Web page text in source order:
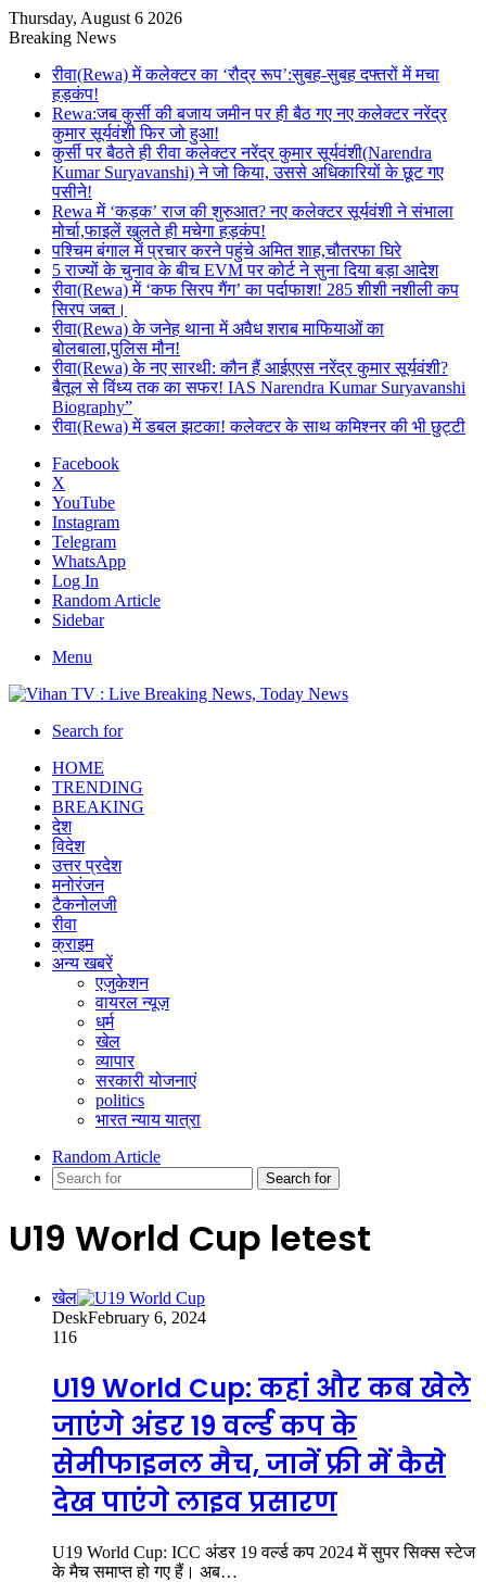
Thursday, August 6 2026
Breaking News
रीवा(Rewa) में कलेक्टर का ‘रौद्र रूप’:सुबह-सुबह दफ्तरों में मचा
हड़कंप!
Rewa:जब कुर्सी की बजाय जमीन पर ही बैठ गए नए कलेक्टर नरेंद्र
कुमार सूर्यवंशी फिर जो हुआ!
कुर्सी पर बैठते ही रीवा कलेक्टर नरेंद्र कुमार सूर्यवंशी(Narendra
Kumar Suryavanshi) ने जो किया, उससे अधिकारियों के छूट गए
पसीने!
Rewa में ‘कड़क’ राज की शुरुआत? नए कलेक्टर सूर्यवंशी ने संभाला
मोर्चा,फाइलें खुलते ही मचेगा हड़कंप!
पश्चिम बंगाल में प्रचार करने पहुंचे अमित शाह,चौतरफा घिरे
5 राज्यों के चुनाव के बीच EVM पर कोर्ट ने सुना दिया बड़ा आदेश
रीवा(Rewa) में ‘कफ सिरप गैंग’ का पर्दाफाश! 285 शीशी नशीली कप
सिरप जब्त।
रीवा(Rewa) के जनेह थाना में अवैध शराब माफियाओं का
बोलबाला,पुलिस मौन!
रीवा(Rewa) के नए सारथी: कौन हैं आईएएस नरेंद्र कुमार सूर्यवंशी?
बैतूल से विंध्य तक का सफर! IAS Narendra Kumar Suryavanshi
Biography”
रीवा(Rewa) में डबल झटका! कलेक्टर के साथ कमिश्नर की भी छुट्टी
Facebook
X
YouTube
Instagram
Telegram
WhatsApp
Log In
Random Article
Sidebar
Menu
Search for
HOME
TRENDING
BREAKING
देश
विदेश
उत्तर प्रदेश
मनोरंजन
टैकनोलजी
रीवा
क्राइम
अन्य खबरें
एजुकेशन
वायरल न्यूज़
धर्म
खेल
व्यापार
सरकारी योजनाएं
politics
भारत न्याय यात्रा
Random Article
Search for
U19 World Cup letest
खेल
DeskFebruary 6, 2024
116
U19 World Cup: कहां और कब खेले
जाएंगे अंडर 19 वर्ल्ड कप के
सेमीफाइनल मैच, जानें फ्री में कैसे
देख पाएंगे लाइव प्रसारण
U19 World Cup: ICC अंडर 19 वर्ल्ड कप 2024 में सुपर सिक्स स्टेज
के मैच समाप्त हो गए हैं। अब…